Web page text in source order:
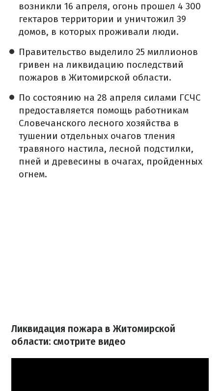
возникли 16 апреля, огонь прошел 4 300
гектаров территории и уничтожил 39
домов, в которых проживали люди.
Правительство выделило 25 миллионов
гривен на ликвидацию последствий
пожаров в Житомирской области.
По состоянию на 28 апреля силами ГСЧС
предоставляется помощь работникам
Словечанского лесного хозяйства в
тушении отдельных очагов тления
травяного настила, лесной подстилки,
пней и древесины в очагах, пройденных
огнем.
Ликвидация пожара в Житомирской
области: смотрите видео